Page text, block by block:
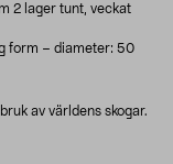
2 lager tunt, veckat
form – diameter: 50
av världens skogar.